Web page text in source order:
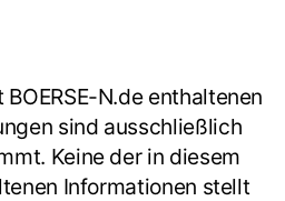
N.de enthaltenen
sind ausschließlich
Keine der in diesem
Informationen stellt